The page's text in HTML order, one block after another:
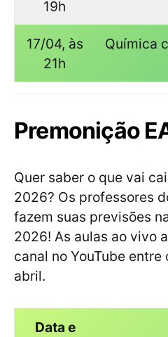
19h
17/04, às
21h
Química
Premonição
Quer saber o que vai
2026? Os professores
fazem suas previsões
2026! As aulas ao vivo
canal no YouTube
abril.
Data e